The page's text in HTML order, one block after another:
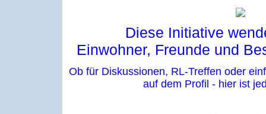
Diese Initiative
Einwohner, Freunde und
Ob für Diskussionen, RL-Treffen oder
auf dem Profil - hier ist